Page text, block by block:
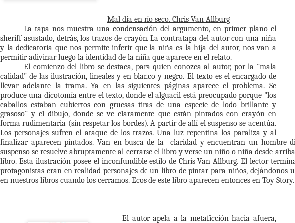
Mal día en río seco. Chris Van Allburg
La tapa nos muestra una condensación del argumento, en primer plano el
sheriff asustado, detrás, los trazos de crayón. La contratapa del autor con una niña
y la dedicatoria que nos permite inferir que la niña es la hija del autor, nos van a
permitir adivinar luego la identidad de la niña que aparece en el relato.
El comienzo del libro se destaca, para quien conozca al autor, por la "mala
calidad" de las ilustración, lineales y en blanco y negro. El texto es el encargado de
llevar adelante la trama. Ya en las siguientes páginas aparece el problema. Se
produce una dicotomía entre el texto, donde el alguacil está preocupado porque "los
caballos estaban cubiertos con gruesas tiras de una especie de lodo brillante y
grasoso" y el dibujo, donde se ve claramente que están pintados con crayón en
forma rudimentaria (sin respetar los bordes). A partir de allí el suspenso se acentúa.
Los personajes sufren el ataque de los trazos. Una luz repentina los paraliza y al
finalizar aparecen pintados. Van en busca de la claridad y encuentran un hombre
suspenso se resuelve abruptamente al cerrarse el libro y verse un niño o niña desde
libro. Esta ilustración posee el inconfundible estilo de Chris Van Allburg. El lector
protagonistas eran en realidad personajes de un libro de pintar para niños, dejándonos
en nuestros libros cuando los cerramos. Ecos de este libro aparecen entonces en Toy Story.
El autor apela a la metaficción hacia afuera,
mujer bailando sola. Haciendo el ocho, la medialuna, sola. Mientras las
otras mujeres cantan una canción que dice que antes, mucho antes
fueron felices. Pero yo, nunca, en todos estos años la bailé sola. Ni
bien doy el primer paso estás acá, parado frente a mi. Me miras y
hacemos una reverencia y empezamos. Siempre estás igual que la
última vez que te vi con esa sonrisa hermosa. Por eso cuando los
compañeros dicen PRESENTE, para mí es pura certeza. Perdieron,
amor mío. No lo lograron. No lograron que los olvidemos, no lograron
que deje de amarte. Siempre estás conmigo.
Reescriben a Roald Dahl
Reescriben a Roald Dahl en lenguaje no ofensivo para lectores
modernos. Eso leo y me parece de todos los títulos la mejor
forma de comenzar este texto.
Obviamente que todo el mundo sale a decir “ay no pero que horror
como van a llevar adelante semejante acto de censura."
Creo que más que a los censores, personalmente, odio a las personas
bienintencionadas que viven alegremente en el doble discurso.
FEB
6
La biblioteca pública y el derecho a la lectura.
Conferencia en el Encuentro Nacional de Bibliotecas
Públicas 2022.
Quiero compartir esta conferencia del 28 de noviembre de 2022.
Fue realizada para el Encuentro Nacional de Bibliotecas públicas. Se
y a Sergio y a todo el equipo de organización de este Encuentro.